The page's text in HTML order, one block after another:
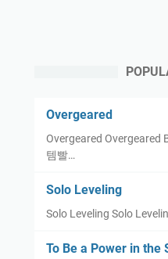
Overgeared
Overgeared Overgeared
템빨…
Solo Leveling
Solo Leveling Solo
To Be a Power in the